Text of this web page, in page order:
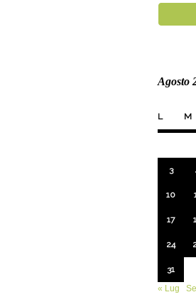
Agosto
L M
3
10
17
24
31
« Lug